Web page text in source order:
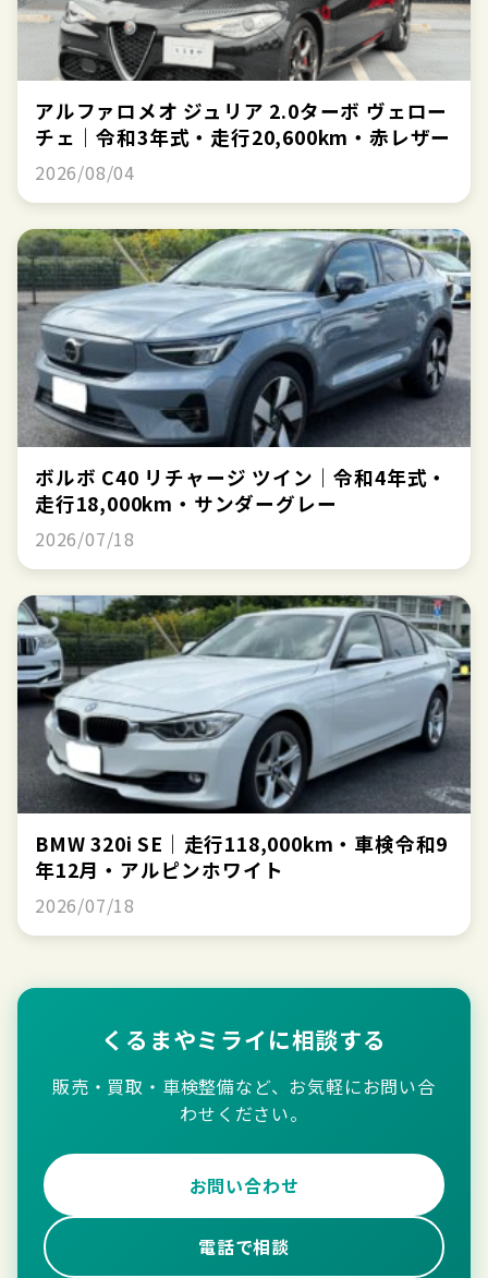
アルファロメオ ジュリア 2.0ターボ ヴェロー
チェ｜令和3年式・走行20,600km・赤レザー
2026/08/04
ボルボ C40 リチャージ ツイン｜令和4年式・
走行18,000km・サンダーグレー
2026/07/18
BMW 320i SE｜走行118,000km・車検令和9
年12月・アルピンホワイト
2026/07/18
くるまやミライに相談する
販売・買取・車検整備など、お気軽にお問い合
わせください。
お問い合わせ
電話で相談